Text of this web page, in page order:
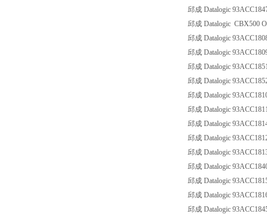
邱成 Datalogic
邱成 Datalogic CBX500
邱成 Datalogic
邱成 Datalogic
邱成 Datalogic
邱成 Datalogic
邱成 Datalogic
邱成 Datalogic
邱成 Datalogic
邱成 Datalogic
邱成 Datalogic
邱成 Datalogic
邱成 Datalogic
邱成 Datalogic
邱成 Datalogic